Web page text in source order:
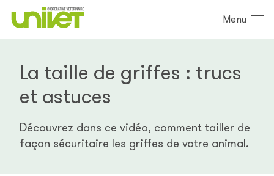
Menu
La taille de griffes : trucs
et astuces
Découvrez dans ce vidéo, comment tailler de
façon sécuritaire les griffes de votre animal.